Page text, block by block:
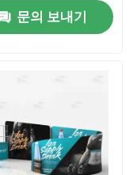
문의 보내기